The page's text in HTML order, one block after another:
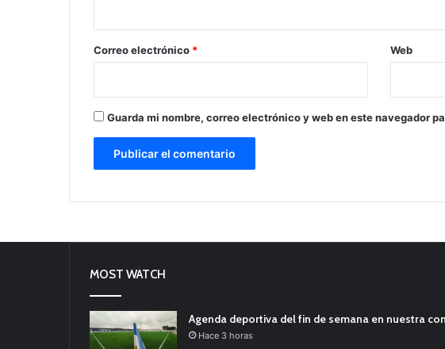
*
Correo electrónico * Web
Guarda mi nombre, correo electrónico y web en este navegador
MOST WATCH
Agenda deportiva del fin de semana en nuestra
Hace 3 horas